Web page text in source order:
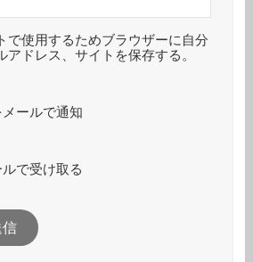
で使用するためブラウザーに自分
アドレス、サイトを保存する。
ールで通知
で受け取る